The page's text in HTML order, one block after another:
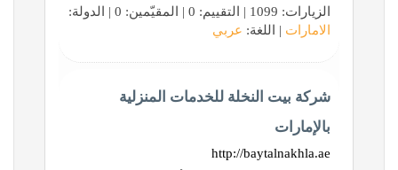
الزيارات: 1099 | التقييم: 0 | المقيّمين: 0 | الدولة:
الامارات | اللغة: عربي
شركة بيت النخلة للخدمات المنزلية
بالإمارات
http://baytalnakhla.ae